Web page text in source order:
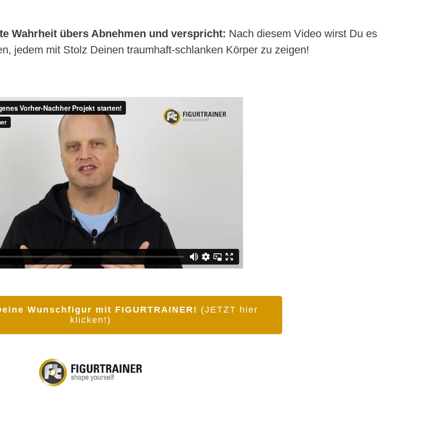
Wahrheit übers Abnehmen und verspricht: Nach diesem Video wirst Du es
jedem mit Stolz Deinen traumhaft-schlanken Körper zu zeigen!
Wunschfigur mit FIGURTRAINER! (JETZT hier
klicken!)